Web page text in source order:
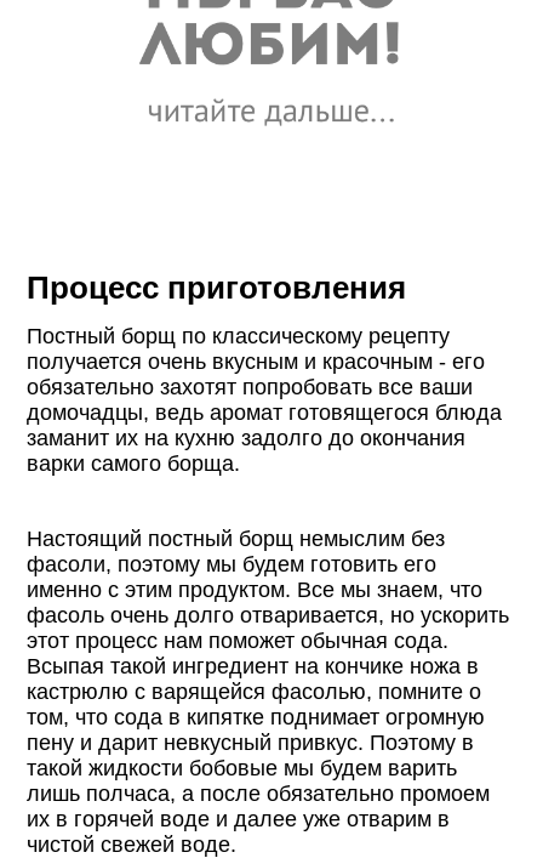
Процесс приготовления
Постный борщ по классическому рецепту
получается очень вкусным и красочным - его
обязательно захотят попробовать все ваши
домочадцы, ведь аромат готовящегося блюда
заманит их на кухню задолго до окончания
варки самого борща.
Настоящий постный борщ немыслим без
фасоли, поэтому мы будем готовить его
именно с этим продуктом. Все мы знаем, что
фасоль очень долго отваривается, но ускорить
этот процесс нам поможет обычная сода.
Всыпая такой ингредиент на кончике ножа в
кастрюлю с варящейся фасолью, помните о
том, что сода в кипятке поднимает огромную
пену и дарит невкусный привкус. Поэтому в
такой жидкости бобовые мы будем варить
лишь полчаса, а после обязательно промоем
их в горячей воде и далее уже отварим в
чистой свежей воде.